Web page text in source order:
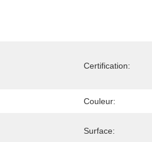
Certification:
Couleur:
Surface: